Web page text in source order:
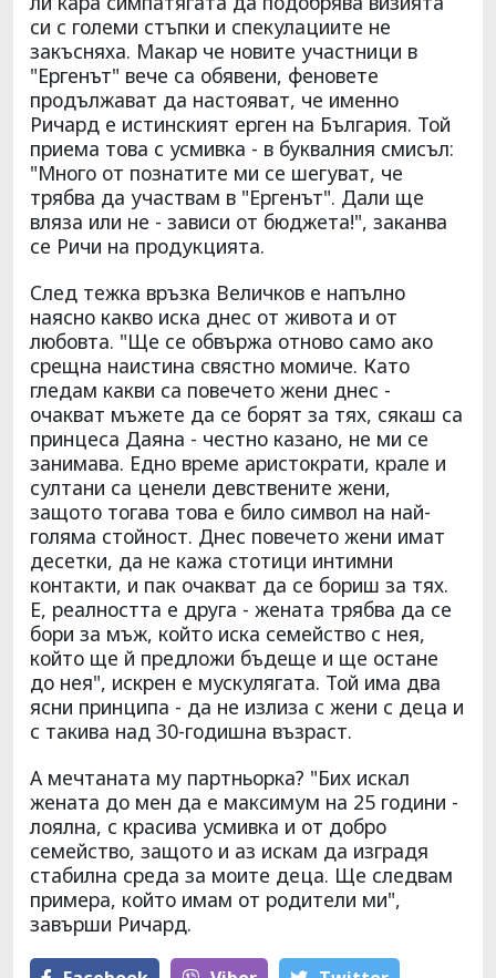
си с големи стъпки и спекулациите не
закъсняха. Макар че новите участници в
"Ергенът" вече са обявени, феновете
продължават да настояват, че именно
Ричард е истинският ерген на България. Той
приема това с усмивка - в буквалния смисъл:
"Много от познатите ми се шегуват, че
трябва да участвам в "Ергенът". Дали ще
вляза или не - зависи от бюджета!", заканва
се Ричи на продукцията.
След тежка връзка Величков е напълно
наясно какво иска днес от живота и от
любовта. "Ще се обвържа отново само ако
срещна наистина свястно момиче. Като
гледам какви са повечето жени днес -
очакват мъжете да се борят за тях, сякаш са
принцеса Даяна - честно казано, не ми се
занимава. Едно време аристократи, крале и
султани са ценели девствените жени,
защото тогава това е било символ на най-
голяма стойност. Днес повечето жени имат
десетки, да не кажа стотици интимни
контакти, и пак очакват да се бориш за тях.
Е, реалността е друга - жената трябва да се
бори за мъж, който иска семейство с нея,
който ще й предложи бъдеще и ще остане
до нея", искрен е мускулягата. Той има два
ясни принципа - да не излиза с жени с деца и
с такива над 30-годишна възраст.
А мечтаната му партньорка? "Бих искал
жената до мен да е максимум на 25 години -
лоялна, с красива усмивка и от добро
семейство, защото и аз искам да изградя
стабилна среда за моите деца. Ще следвам
примера, който имам от родители ми",
завърши Ричард.